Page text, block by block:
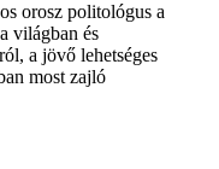
orosz politológus a
világban és
a jövő lehetséges
most zajló